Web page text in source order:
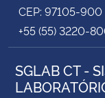
CEP: 97105-900
+55 (55) 3220-
SGLAB CT -